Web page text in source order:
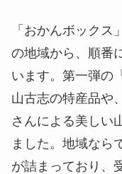
「おかんボック
の地域から、順番
います。第一弾の
山古志の特産品や
さんによる美しい
ました。地域なら
が詰まっており、